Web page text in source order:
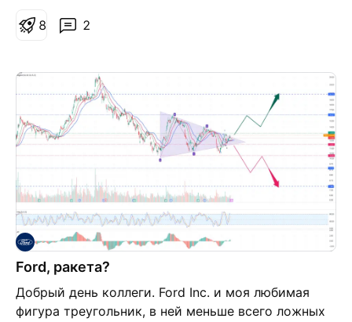
устойчивый пробой вниз уровня 11,00 отменит
2
8
Ford, ракета?
Добрый день коллеги. Ford Inc. и моя любимая
фигура треугольник, в ней меньше всего ложных